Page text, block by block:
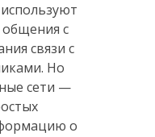
с
связи с
Но
сети —
о